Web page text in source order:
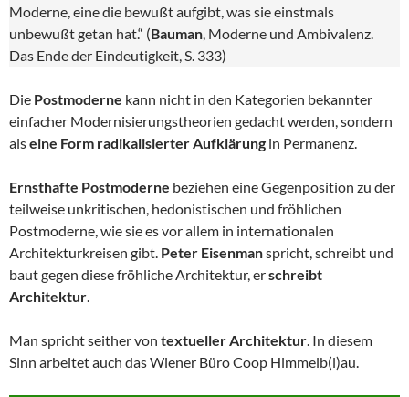
Moderne, eine die bewußt aufgibt, was sie einstmals
unbewußt getan hat.“ (Bauman, Moderne und Ambivalenz.
Das Ende der Eindeutigkeit, S. 333)
Die Postmoderne kann nicht in den Kategorien bekannter
einfacher Modernisierungstheorien gedacht werden, sondern
alseine Form radikalisierter Aufklärung in Permanenz.
Ernsthafte Postmoderne beziehen eine Gegenposition zu der
teilweise unkritischen, hedonistischen und fröhlichen
Postmoderne, wie sie es vor allem in internationalen
Architekturkreisen gibt. Peter Eisenmanspricht, schreibt und
baut gegen diese fröhliche Architektur, erschreibt
Architektur.
Man spricht seither von textueller Architektur. In diesem
Sinn arbeitet auch das Wiener Büro Coop Himmelb(l)au.